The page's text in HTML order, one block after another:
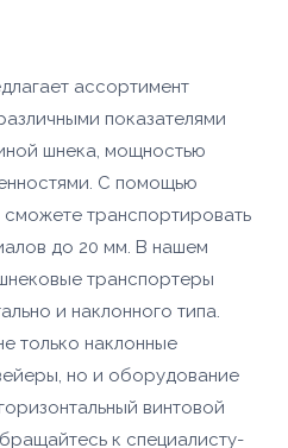
ассортимент
показателями
шнека, мощностью
С помощью
транспортировать
до 20 мм. В нашем
транспортеры
и наклонного типа.
только наклонные
но и оборудование
винтовой
к специалисту-